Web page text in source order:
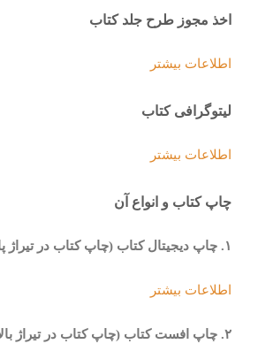
اخذ مجوز طرح جلد کتاب
اطلاعات بیشتر
لیتوگرافی کتاب
اطلاعات بیشتر
چاپ کتاب و انواع آن
۱. چاپ دیجیتال کتاب (چاپ کتاب در تیراژ
اطلاعات بیشتر
۲. چاپ افست کتاب (چاپ کتاب در تیراژ بالا)